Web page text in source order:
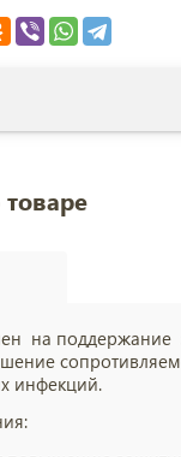
на поддержание
инфекций.